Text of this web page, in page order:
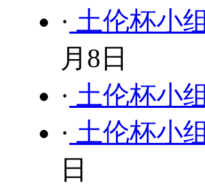
· 土伦杯小
月8日
· 土伦杯小
· 土伦杯小
日